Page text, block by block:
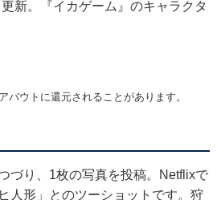
新。『イカゲーム』のキャラクタ
ウトに還元されることがあります。
づり、1枚の写真を投稿。Netflixで
人形」とのツーショットです。狩